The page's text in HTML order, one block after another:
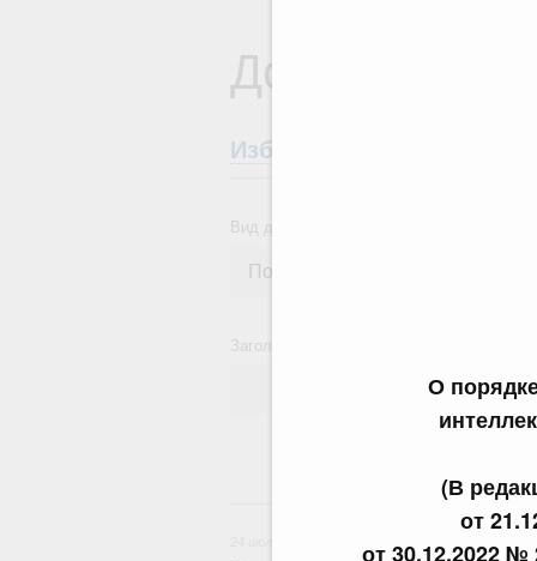
О
(В
от
от 30.12.2022 №
Документы
Избранные документы
Вид документа
Заголовок или текст документа